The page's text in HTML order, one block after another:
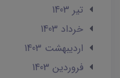
تير 1403
خرداد 1403
ارديبهشت 1403
فروردین 1403